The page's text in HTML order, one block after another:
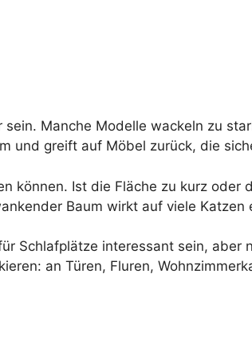
Manche Modelle wackeln zu
und greift auf Möbel zurück, die
können. Ist die Fläche zu kurz oder
Baum wirkt auf viele Katzen
Schlafplätze interessant sein, aber
an Türen, Fluren,